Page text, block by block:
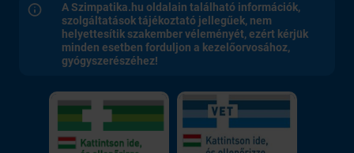
A Szimpatika.hu oldalain található információk,
szolgáltatások tájékoztató jellegűek, nem
helyettesítik szakember véleményét, ezért kérjük
minden esetben forduljon a kezelőorvosához,
gyógyszerészéhez!